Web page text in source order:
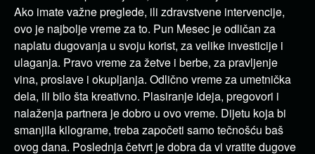
Ako imate važne preglede, ili zdravstvene intervencije,
ovo je najbolje vreme za to. Pun Mesec je odličan za
naplatu dugovanja u svoju korist, za velike investicije i
ulaganja. Pravo vreme za žetve i berbe, za pravljenje
vina, proslave i okupljanja. Odlično vreme za umetnička
dela, ili bilo šta kreativno. Plasiranje ideja, pregovori i
nalaženja partnera je dobro u ovo vreme. Dijetu koja bi
smanjila kilograme, treba započeti samo tečnošću baš
ovog dana. Poslednja četvrt je dobra da vi vratite dugove